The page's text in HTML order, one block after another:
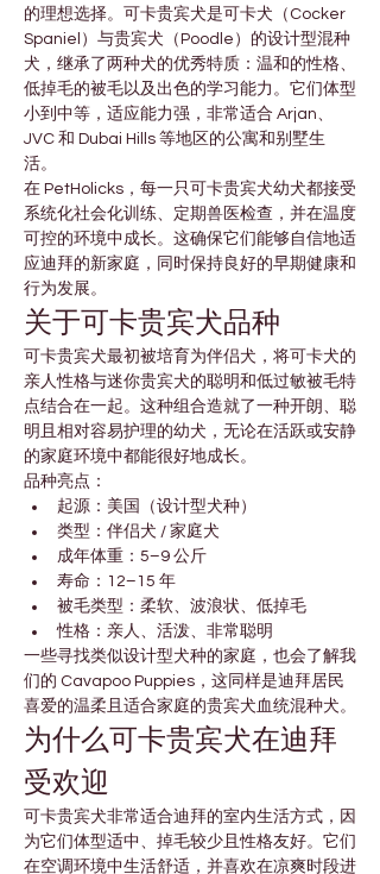
的理想选择。可卡贵宾犬是可卡犬（Cocker
Spaniel）与贵宾犬（Poodle）的设计型混种
犬，继承了两种犬的优秀特质：温和的性格、
低掉毛的被毛以及出色的学习能力。它们体型
小到中等，适应能力强，非常适合 Arjan、
JVC 和 Dubai Hills 等地区的公寓和别墅生
活。
在 PetHolicks，每一只可卡贵宾犬幼犬都接受
系统化社会化训练、定期兽医检查，并在温度
可控的环境中成长。这确保它们能够自信地适
应迪拜的新家庭，同时保持良好的早期健康和
行为发展。
关于可卡贵宾犬品种
可卡贵宾犬最初被培育为伴侣犬，将可卡犬的
亲人性格与迷你贵宾犬的聪明和低过敏被毛特
点结合在一起。这种组合造就了一种开朗、聪
明且相对容易护理的幼犬，无论在活跃或安静
的家庭环境中都能很好地成长。
品种亮点：
起源：美国（设计型犬种）
类型：伴侣犬 / 家庭犬
成年体重：5–9 公斤
寿命：12–15 年
被毛类型：柔软、波浪状、低掉毛
性格：亲人、活泼、非常聪明
一些寻找类似设计型犬种的家庭，也会了解我
们的 Cavapoo Puppies，这同样是迪拜居民
喜爱的温柔且适合家庭的贵宾犬血统混种犬。
为什么可卡贵宾犬在迪拜
受欢迎
可卡贵宾犬非常适合迪拜的室内生活方式，因
为它们体型适中、掉毛较少且性格友好。它们
在空调环境中生活舒适，并喜欢在凉爽时段进